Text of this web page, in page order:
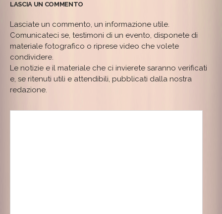
LASCIA UN COMMENTO
Lasciate un commento, un informazione utile.
Comunicateci se, testimoni di un evento, disponete di
materiale fotografico o riprese video che volete
condividere.
Le notizie e il materiale che ci invierete saranno verificati
e, se ritenuti utili e attendibili, pubblicati dalla nostra
redazione.